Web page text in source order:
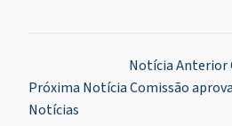
Navegação
de
Notícia Anterior
Próxima NotíciaComissão
Notícias